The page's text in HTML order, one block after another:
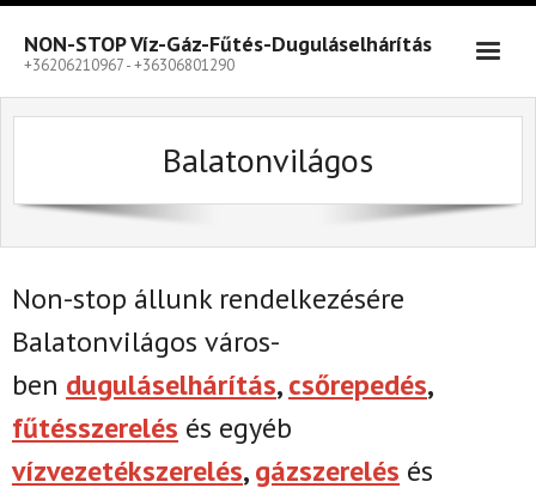
Skip
content
NON-STOP Víz-Gáz-Fűtés-Duguláselhárítás
+36206210967 - +36306801290
Balatonvilágos
Non-stop állunk rendelkezésére
Balatonvilágos város-
ben duguláselhárítás,csőrepedés,
fűtésszerelés és egyéb
vízvezetékszerelés,gázszerelés és